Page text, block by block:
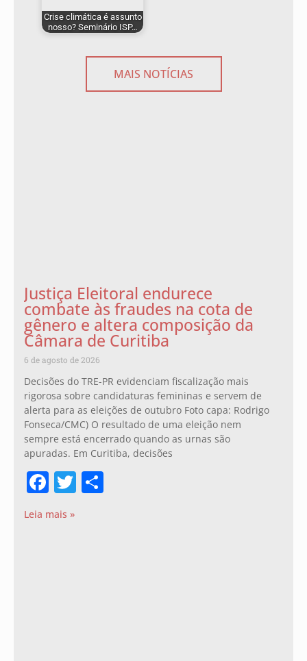
Crise climática é assunto
nosso? Seminário ISP…
MAIS NOTÍCIAS
Justiça Eleitoral endurece
combate às fraudes na cota de
gênero e altera composição da
Câmara de Curitiba
6 de agosto de 2026
Decisões do TRE-PR evidenciam fiscalização mais
rigorosa sobre candidaturas femininas e servem de
alerta para as eleições de outubro Foto capa: Rodrigo
Fonseca/CMC) O resultado de uma eleição nem
sempre está encerrado quando as urnas são
apuradas. Em Curitiba, decisões
Facebook
Twitter
Leia mais »